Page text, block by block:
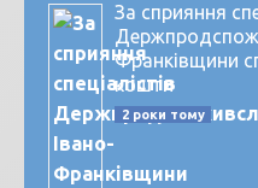
За сприяння
Франківщини
кошти
2 роки тому